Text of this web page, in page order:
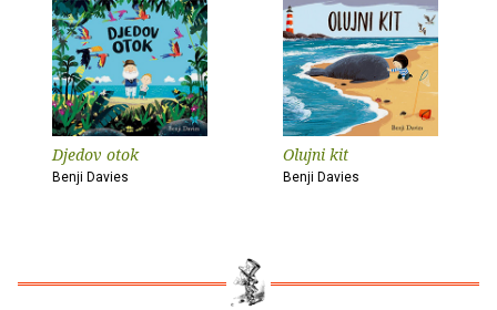
Djedov otok
Benji Davies
Olujni kit
Benji Davies